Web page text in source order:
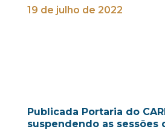
19 de julho de 2022
Publicada Portaria do
suspendendo as sessões